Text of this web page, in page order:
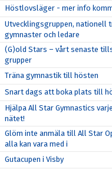
Höstlovsläger - mer info
Utvecklingsgruppen, nationell
gymnaster och ledare
(G)old Stars – vårt senaste
grupper
Träna gymnastik till hösten
Snart dags att boka plats till
Hjälpa All Star Gymnastics
nätet!
Glöm inte anmäla till All Star
alla kan vara med i
Gutacupen i Visby